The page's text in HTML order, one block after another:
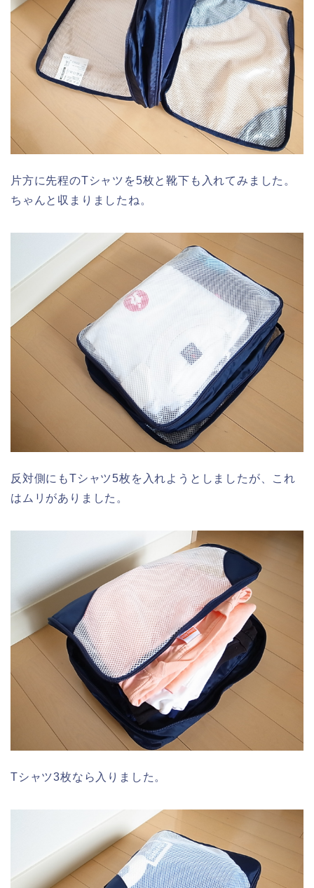
片方に先程のTシャツを5枚と靴下も入れてみました。
ちゃんと収まりましたね。
反対側にもTシャツ5枚を入れようとしましたが、これ
はムリがありました。
Tシャツ3枚なら入りました。